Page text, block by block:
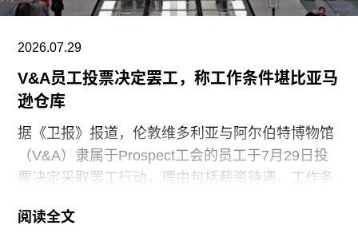
2026.07.29
V&A员工投票决定罢工，称工作条件堪比亚马
逊仓库
据《卫报》报道，伦敦维多利亚与阿尔伯特博物馆
（V&A）隶属于Prospect工会的员工于7月29日投
票决定采取罢工行动，理由包括薪资待遇、工作条
地区共运营四家博物馆，包括南肯辛顿的V&A博物
阅读全文